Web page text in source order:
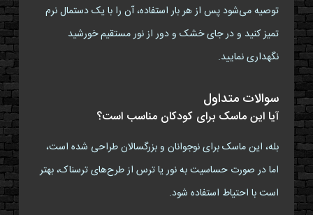
توصیه می‌شود پس از هر بار استفاده، آن را با یک دستمال نرم
تمیز کنید و در جای خشک و دور از نور مستقیم خورشید
نگهداری نمایید.
سوالات متداول
آیا این ماسک برای کودکان مناسب است؟
بله، این ماسک برای نوجوانان و بزرگسالان طراحی شده است،
اما در صورت حساسیت به نور یا ترس از طرح‌های ترسناک، بهتر
است با احتیاط استفاده شود.